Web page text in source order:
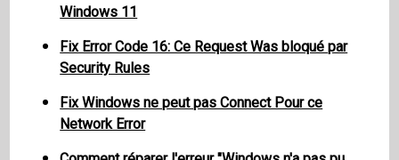
Windows 11
Fix Error Code 16: Ce Request Was bloqué par
Security Rules
Fix Windows ne peut pas Connect Pour ce
Network Error